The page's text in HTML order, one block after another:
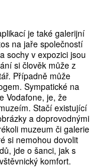
je také galerijní
na jaře společností
sochy v expozici jsou
si člověk může z
Případně může
Sympatické na
Vodafone, je, že
Stačí existující
a doprovodnými
muzeum či galerie
si nemohou dovolit
jde o šanci, jak s
komfort.